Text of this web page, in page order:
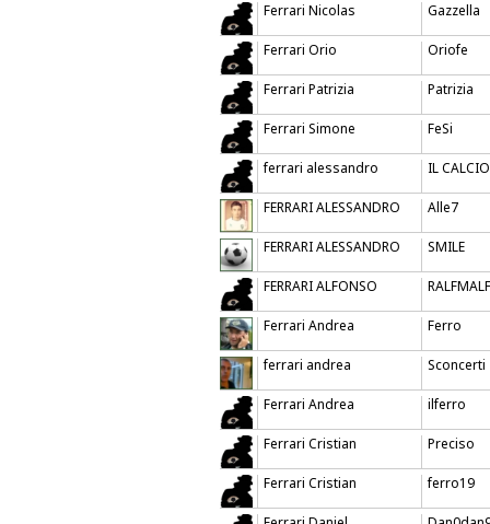
Ferrari Nicolas Gazzella
Ferrari Orio Oriofe
Ferrari Patrizia Patrizia
Ferrari Simone FeSi
ferrari alessandro IL CALCIO
FERRARI ALESSANDRO Alle7
FERRARI ALESSANDRO SMILE
FERRARI ALFONSO RALFMALF
Ferrari Andrea Ferro
ferrari andrea Sconcerti
Ferrari Andrea ilferro
Ferrari Cristian Preciso
Ferrari Cristian ferro19